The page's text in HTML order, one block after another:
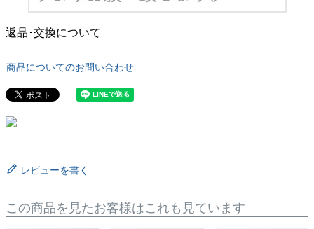
返品･交換について
商品についてのお問い合わせ
レビューを書く
この商品を見たお客様はこれも見ています